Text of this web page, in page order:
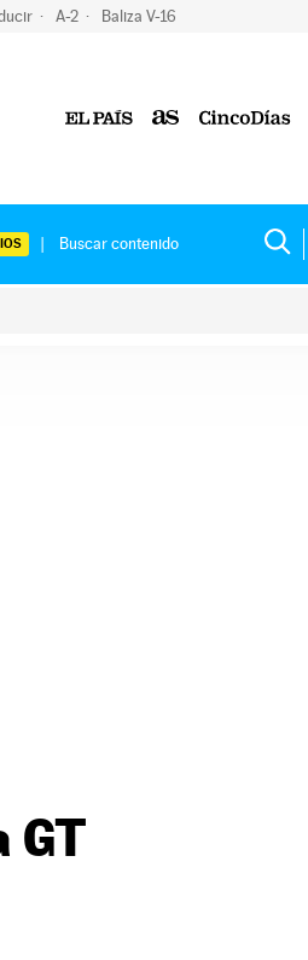
A-2 Baliza V-16
GT